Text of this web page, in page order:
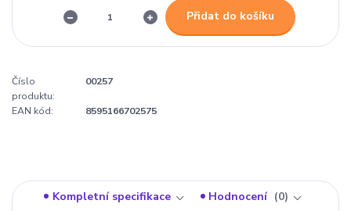
Přidat do košíku
Číslo
produktu:
00257
EAN kód: 8595166702575
Kompletní specifikace Hodnocení
0